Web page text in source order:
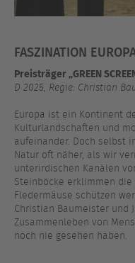
FASZINATION
Preisträger „GREEN
D 2025, Regie: Christian
Europa ist ein Kontinent
Kulturlandschaften und
aufeinander. Doch selbst
Natur oft näher, als wir
unterirdischen Kanälen
Steinböcke erklimmen
Fledermäuse schützen
Christian Baumeister und
Zusammenleben von
noch nie gesehen haben.